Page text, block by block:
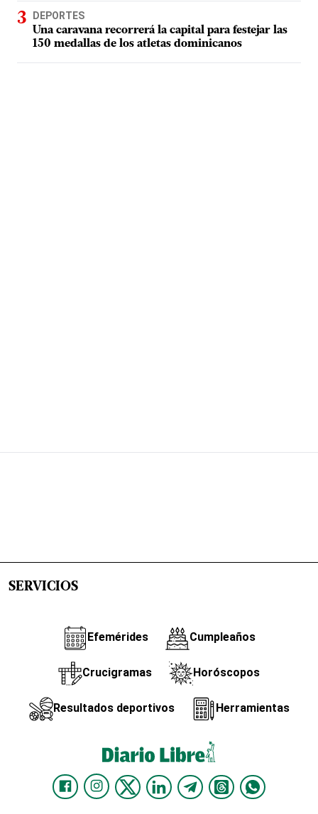
DEPORTES
Una caravana recorrerá la capital para festejar las
150 medallas de los atletas dominicanos
SERVICIOS
Efemérides Cumpleaños
Crucigramas Horóscopos
Resultados deportivos Herramientas